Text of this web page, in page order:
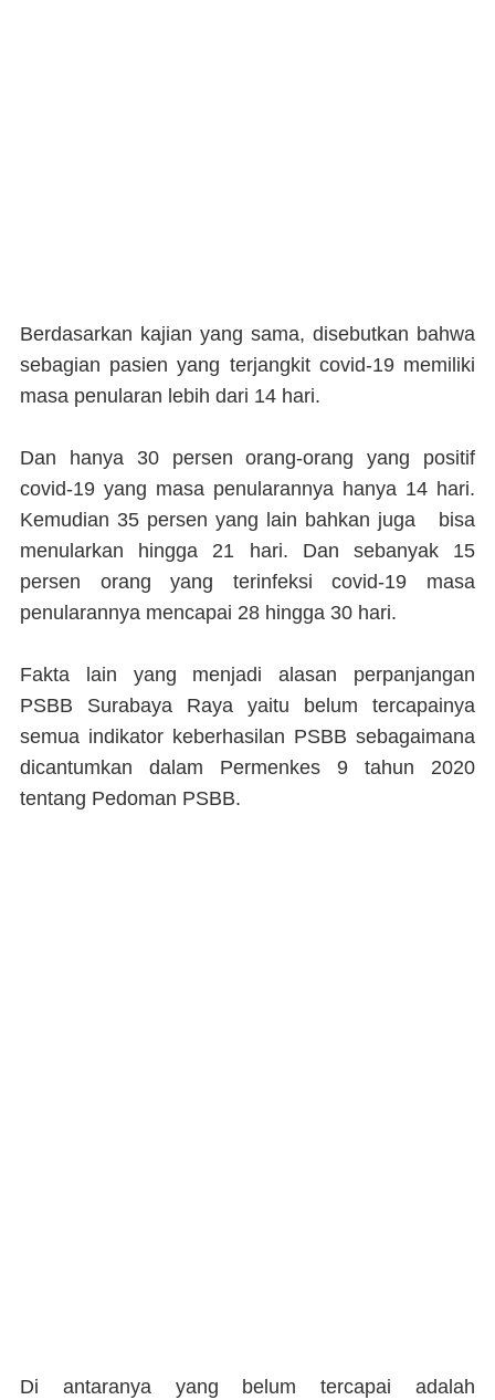
Berdasarkan kajian yang sama, disebutkan bahwa
sebagian pasien yang terjangkit covid-19 memiliki
masa penularan lebih dari 14 hari.
Dan hanya 30 persen orang-orang yang positif
covid-19 yang masa penularannya hanya 14 hari.
Kemudian 35 persen yang lain bahkan juga bisa
menularkan hingga 21 hari. Dan sebanyak 15
persen orang yang terinfeksi covid-19 masa
penularannya mencapai 28 hingga 30 hari.
Fakta lain yang menjadi alasan perpanjangan
PSBB Surabaya Raya yaitu belum tercapainya
semua indikator keberhasilan PSBB sebagaimana
dicantumkan dalam Permenkes 9 tahun 2020
tentang Pedoman PSBB.
Di antaranya yang belum tercapai adalah